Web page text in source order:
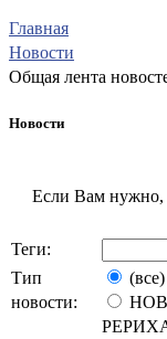
Главная
Новости
Общая лента
Новости
Если Вам нужно,
Теги:
Тип
новости:
(все)